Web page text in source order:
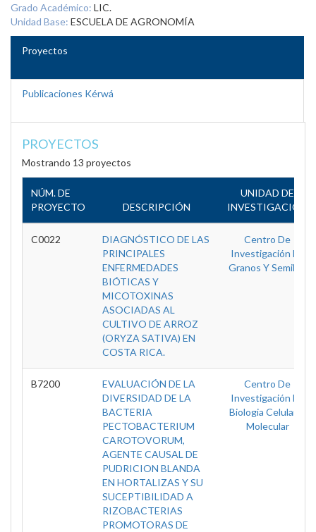
Grado Académico: LIC.
Unidad Base: ESCUELA DE AGRONOMÍA
Proyectos
Publicaciones Kérwá
PROYECTOS
Mostrando 13 proyectos
NÚM. DE
PROYECTO
DESCRIPCIÓN
UNIDAD DE
INVESTIGACIÓN
C0022
DIAGNÓSTICO DE LAS
PRINCIPALES
ENFERMEDADES
BIÓTICAS Y
MICOTOXINAS
ASOCIADAS AL
CULTIVO DE ARROZ
(ORYZA SATIVA) EN
COSTA RICA.
Centro De
Investigación En
Granos Y Semillas
B7200
EVALUACIÓN DE LA
DIVERSIDAD DE LA
BACTERIA
PECTOBACTERIUM
CAROTOVORUM,
AGENTE CAUSAL DE
PUDRICION BLANDA
EN HORTALIZAS Y SU
SUCEPTIBILIDAD A
RIZOBACTERIAS
PROMOTORAS DE
Centro De
Investigación En
Biologia Celular Y
Molecular